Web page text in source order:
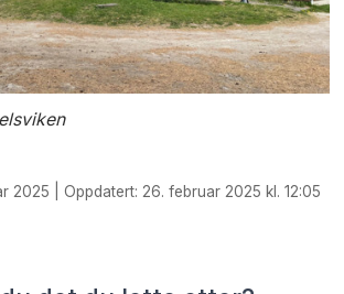
2025 | Oppdatert: 26. februar 2025 kl. 12:05